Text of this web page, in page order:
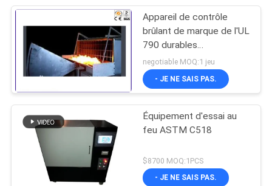
Appareil de contrôle
brûlant de marque de l'UL
790 durables
d'équipement d'essai du
feu pour la diffusion de
pile solaire
negotiable MOQ:1 jeu
- JE NE SAIS PAS.
Équipement d'essai au
feu ASTM C518
$8700 MOQ:1PCS
- JE NE SAIS PAS.